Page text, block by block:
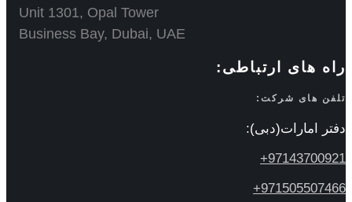
Unit 1301, Opal Tower
Business Bay, Dubai, UAE
راه های ارتباطی:
تلفن های شرکت:
دفتر امارات(دبی):
97143700921+
971505507466+